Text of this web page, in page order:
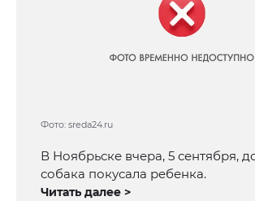
Фото: sreda24.ru
В Ноябрьске вчера, 5 сентября,
собака покусала ребенка.
Читать далее >